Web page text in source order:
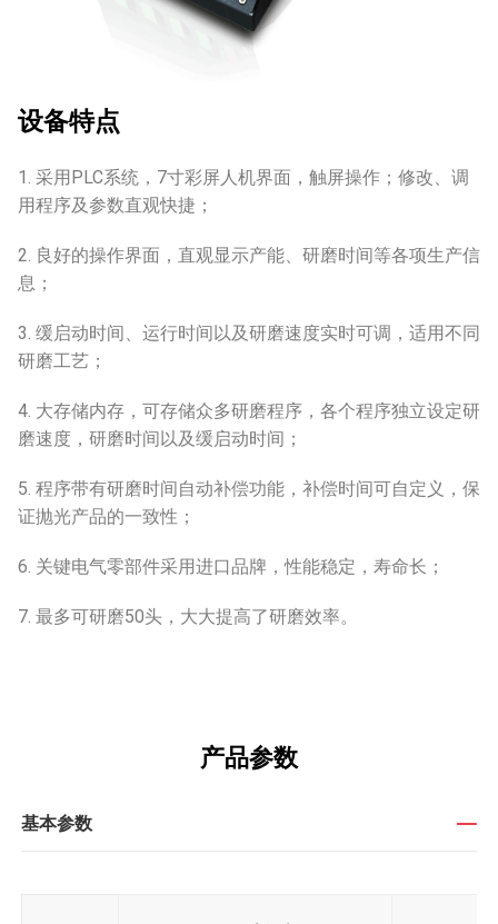
设备特点
1. 采用PLC系统，7寸彩屏人机界面，触屏操作；修改、调
用程序及参数直观快捷；
2. 良好的操作界面，直观显示产能、研磨时间等各项生产信
息；
3. 缓启动时间、运行时间以及研磨速度实时可调，适用不同
研磨工艺；
4. 大存储内存，可存储众多研磨程序，各个程序独立设定研
磨速度，研磨时间以及缓启动时间；
5. 程序带有研磨时间自动补偿功能，补偿时间可自定义，保
证抛光产品的一致性；
6. 关键电气零部件采用进口品牌，性能稳定，寿命长；
7. 最多可研磨50头，大大提高了研磨效率。
产品参数
基本参数